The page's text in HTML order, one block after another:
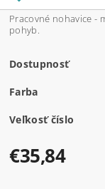
Pracovné nohavice -
pohyb.
Dostupnosť
Farba
Veľkosť číslo
€35,84